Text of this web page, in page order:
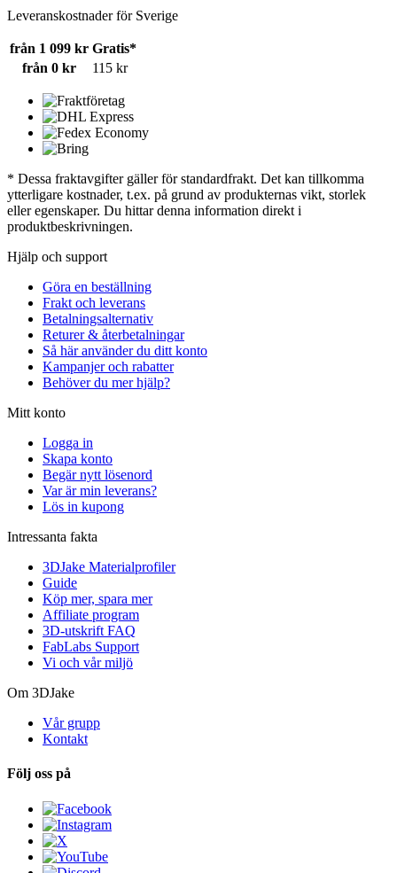
Leveranskostnader för Sverige
från 1 099 kr Gratis*
från 0 kr
115 kr
* Dessa fraktavgifter gäller för standardfrakt. Det kan tillkomma
ytterligare kostnader, t.ex. på grund av produkternas vikt, storlek
eller egenskaper. Du hittar denna information direkt i
produktbeskrivningen.
Hjälp och support
Göra en beställning
Frakt och leverans
Betalningsalternativ
Returer & återbetalningar
Så här använder du ditt konto
Kampanjer och rabatter
Behöver du mer hjälp?
Mitt konto
Logga in
Skapa konto
Begär nytt lösenord
Var är min leverans?
Lös in kupong
Intressanta fakta
3DJake Materialprofiler
Guide
Köp mer, spara mer
Affiliate program
3D-utskrift FAQ
FabLabs Support
Vi och vår miljö
Om 3DJake
Vår grupp
Kontakt
Följ oss på